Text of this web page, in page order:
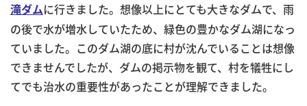
滝ダム に行きました。想像以上にとても大きなダムで、雨
の後で水が増水していたため、緑色の豊かなダム湖になっ
ていました。このダム湖の底に村が沈んでいることは想像
できませんでしたが、ダムの掲示物を観て、村を犠牲にし
てでも治水の重要性があったことが理解できました。